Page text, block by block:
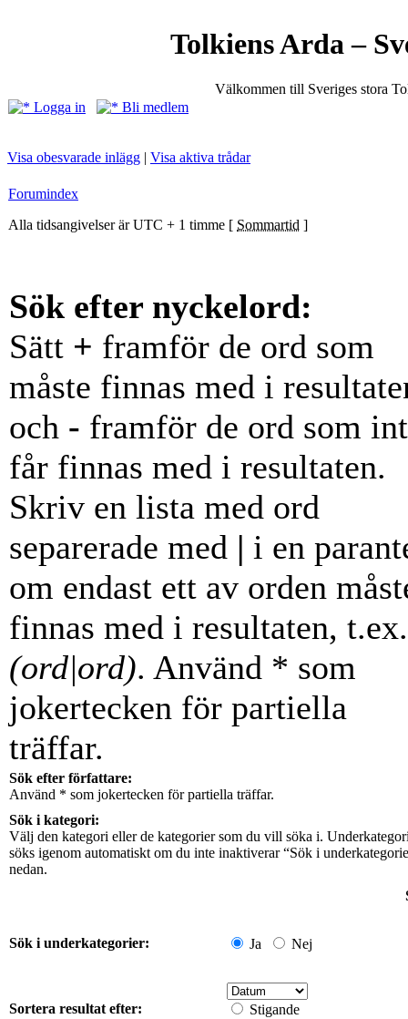
Tolkiens Arda –
Välkommen till Sveriges stora
Logga in
Bli medlem
Visa obesvarade inlägg | Visa aktiva trådar
Forumindex
Alla tidsangivelser är UTC + 1 timme [ Sommartid ]
Sök efter nyckelord:
Sätt + framför de ord som
måste finnas med i
och - framför de ord som
får finnas med i resultaten.
Skriv en lista med ord
separerade med | i en
om endast ett av orden
finnas med i resultaten, t.ex.
(ord|ord). Använd * som
jokertecken för partiella
träffar.
Sök efter författare:
Använd * som jokertecken för partiella träffar.
Sök i kategori:
Välj den kategori eller de kategorier som du vill söka i.
söks igenom automatiskt om du inte inaktiverar “Sök i
nedan.
Sök i underkategorier: Ja Nej
Sortera resultat efter:
Stigande